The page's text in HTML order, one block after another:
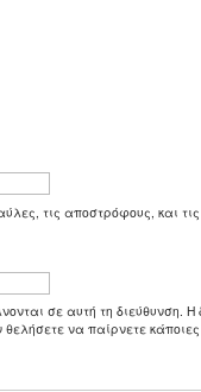
τις αποστρόφους, και
σε αυτή τη διεύθυνση. Η
να παίρνετε